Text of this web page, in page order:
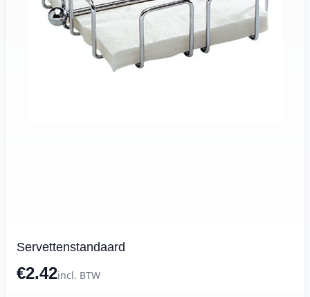
Servettenstandaard
€2.42incl. BTW